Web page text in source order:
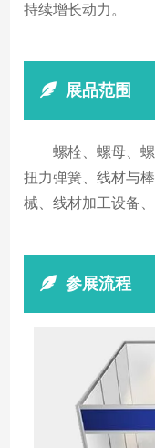
持续增长动力。
展品范围
螺栓、螺母、
扭力弹簧、线材与
械、线材加工设备
参展流程